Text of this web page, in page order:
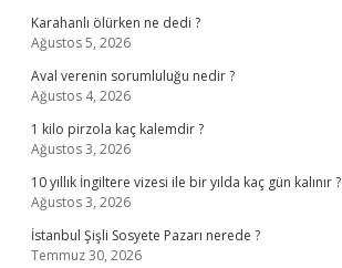
Karahanlı ölürken ne dedi ?
Ağustos 5, 2026
Aval verenin sorumluluğu nedir ?
Ağustos 4, 2026
1 kilo pirzola kaç kalemdir ?
Ağustos 3, 2026
10 yıllık İngiltere vizesi ile bir yılda kaç gün kalınır ?
Ağustos 3, 2026
İstanbul Şişli Sosyete Pazarı nerede ?
Temmuz 30, 2026